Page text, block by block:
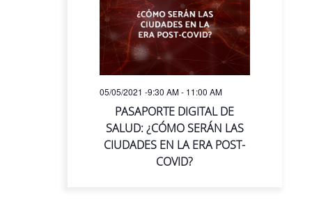
05/05/2021 -9:30 AM- 11:00 AM
PASAPORTE DIGITAL DE
SALUD: ¿CÓMO SERÁN LAS
CIUDADES EN LA ERA POST-
COVID?